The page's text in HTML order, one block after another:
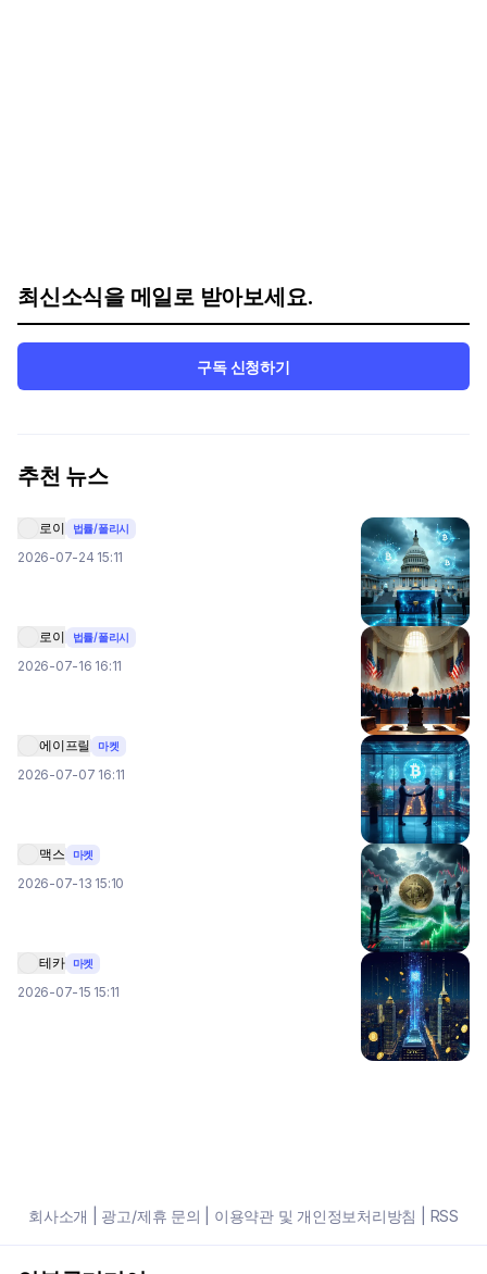
최신소식을 메일로 받아보세요.
구독 신청하기
추천 뉴스
로이 법률/폴리시
2026-07-24 15:11
로이 법률/폴리시
2026-07-16 16:11
에이프릴 마켓
2026-07-07 16:11
맥스 마켓
2026-07-13 15:10
테카 마켓
2026-07-15 15:11
회사소개 광고/제휴 문의 이용약관 및 개인정보처리방침 RSS